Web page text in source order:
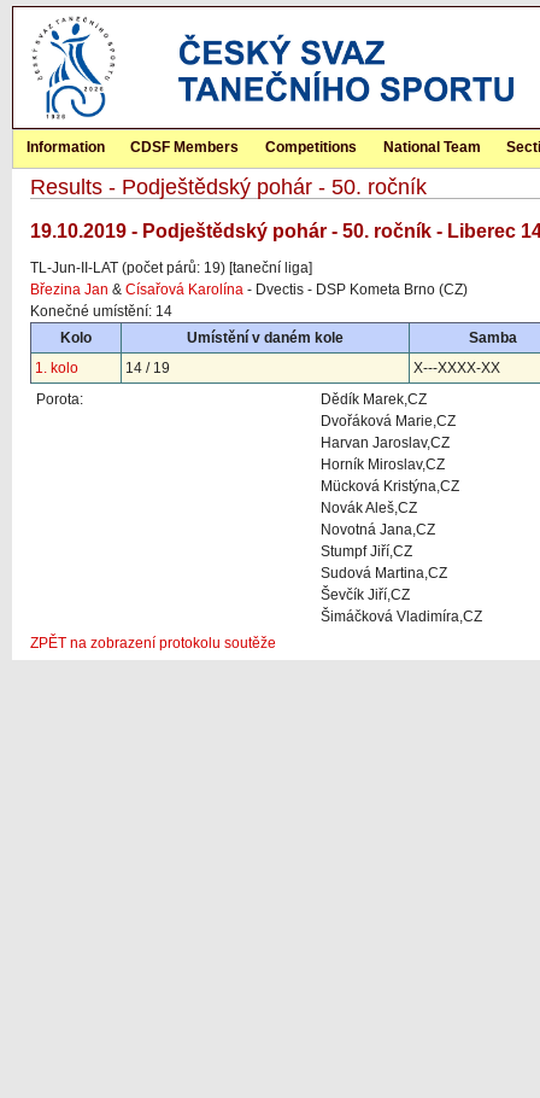
Information CDSF Members Competitions National Team
Results - Podještědský pohár - 50. ročník
19.10.2019 - Podještědský pohár - 50. ročník - Liberec
TL-Jun-II-LAT (počet párů: 19) [taneční liga]
Březina Jan & Císařová Karolína - Dvectis - DSP Kometa Brno (CZ)
Konečné umístění: 14
Kolo
Umístění v daném kole
Samba
1. kolo
14 / 19
X---XXXX-XX
Porota:
Dědík Marek,CZ
Dvořáková Marie,CZ
Harvan Jaroslav,CZ
Horník Miroslav,CZ
Mücková Kristýna,CZ
Novák Aleš,CZ
Novotná Jana,CZ
Stumpf Jiří,CZ
Sudová Martina,CZ
Ševčík Jiří,CZ
Šimáčková Vladimíra,CZ
ZPĚT na zobrazení protokolu soutěže